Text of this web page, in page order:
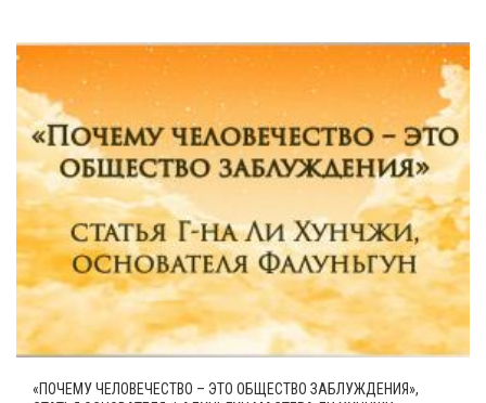
«ПОЧЕМУ ЧЕЛОВЕЧЕСТВО – ЭТО ОБЩЕСТВО ЗАБЛУЖДЕНИЯ»,